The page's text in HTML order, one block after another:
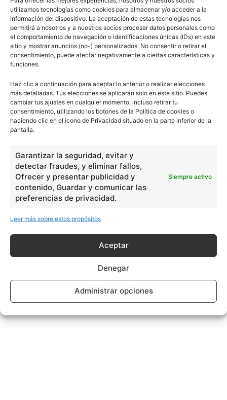
utilizamos tecnologías como cookies para almacenar y/o acceder a la
información del dispositivo. La aceptación de estas tecnologías nos
permitirá a nosotros y a nuestros socios procesar datos personales como
el comportamiento de navegación o identificaciones únicas (IDs) en este
sitio y mostrar anuncios (no-) personalizados. No consentir o retirar el
consentimiento, puede afectar negativamente a ciertas características y
funciones.
Haz clic a continuación para aceptar lo anterior o realizar elecciones
más detalladas. Tus elecciones se aplicarán solo en este sitio. Puedes
cambiar tus ajustes en cualquier momento, incluso retirar tu
consentimiento, utilizando los botones de la Política de cookies o
haciendo clic en el icono de Privacidad situado en la parte inferior de la
pantalla.
Garantizar la seguridad, evitar y
detectar fraudes, y eliminar fallos,
Ofrecer y presentar publicidad y
contenido, Guardar y comunicar las
preferencias de privacidad.
Siempre activo
Leer más sobre estos propósitos
Aceptar
Denegar
Administrar opciones
Unificación de España
Vincent Van Gogh y su arte pos-
Visigodos en la Península Ibérica